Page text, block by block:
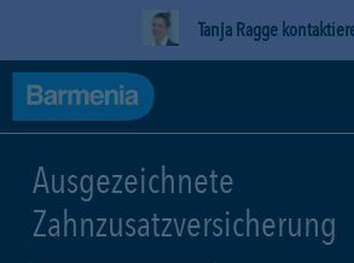
Tanja Ragge
Ausgezeichnete
Zahnzusatzversicherung